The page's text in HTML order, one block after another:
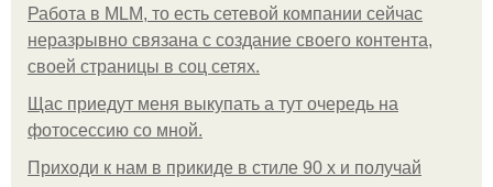
Работа в MLM, то есть сетевой компании сейчас
неразрывно связана с создание своего контента,
своей страницы в соц сетях.
Щас приедут меня выкупать а тут очередь на
фотосессию со мной.
Приходи к нам в прикиде в стиле 90 х и получай